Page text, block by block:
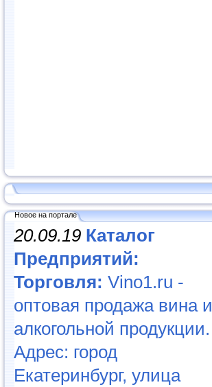
Новое на портале
20.09.19 Каталог
Предприятий:
Торговля: Vino1.ru -
оптовая продажа вина и
алкогольной продукции.
Адрес: город
Екатеринбург, улица